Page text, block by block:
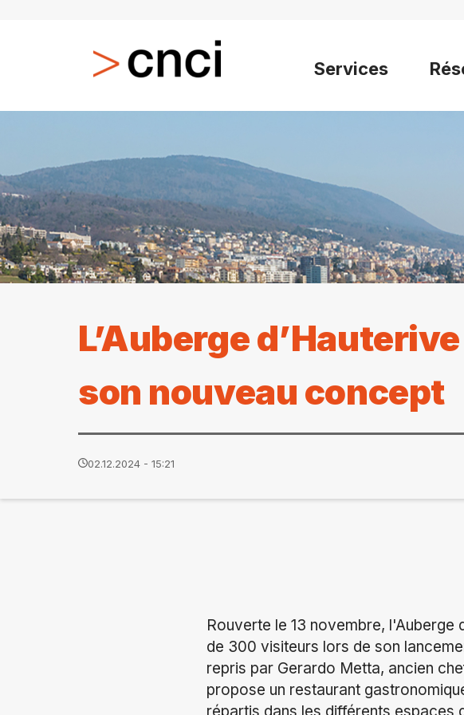
Services
L’Auberge
son nouveau concept
02.12.2024 - 15:21
Rouverte le 13 novembre,
de 300 visiteurs lors de son
repris par Gerardo Metta, ancien
propose un restaurant
répartis dans les différents espaces